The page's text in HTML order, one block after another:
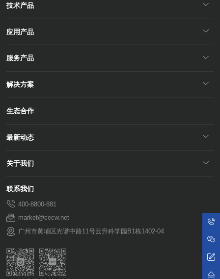
技术产品
应用产品
服务产品
解决方案
生态合作
最新动态
关于我们
联系我们
400-8800-881
market@cecw.net
广州市黄埔区光谱中路11号云升科学园B1栋1402-04